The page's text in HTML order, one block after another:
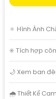
🔅 Hình Ành
✳️ Tích hợp
🌙 Xem ban
🌧️ Thiết Kế